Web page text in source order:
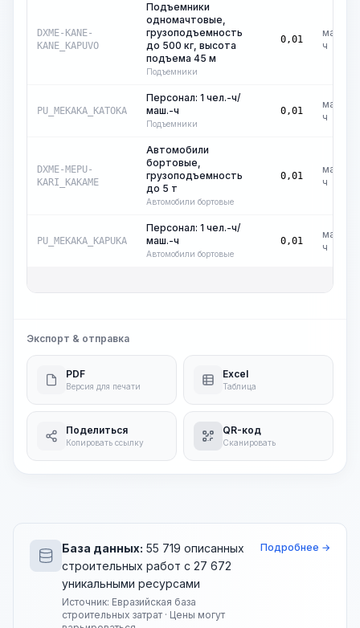
DXME-KANE-
KANE_KAPUVO
Подъемники
одномачтовые,
грузоподъемность
до 500 кг, высота
подъема 45 м
Подъемники
0,01
маш.-
ч
PU_MEKAKA_KATOKA
Персонал: 1 чел.-ч/
маш.-ч
Подъемники
0,01
маш.-
ч
DXME-MEPU-
KARI_KAKAME
Автомобили
бортовые,
грузоподъемность
до 5 т
Автомобили бортовые
0,01
маш.-
ч
PU_MEKAKA_KAPUKA
Персонал: 1 чел.-ч/
маш.-ч
Автомобили бортовые
0,01
маш.-
ч
Экспорт & отправка
PDF
Версия для печати
Excel
Таблица
Поделиться
Копировать ссылку
QR-код
Сканировать
База данных: 55 719 описанных
строительных работ с 27 672
уникальными ресурсами
Источник: Евразийская база
строительных затрат · Цены могут
Подробнее →